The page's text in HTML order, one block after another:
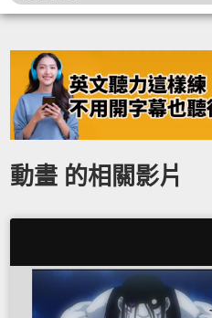
動畫 的相關影片